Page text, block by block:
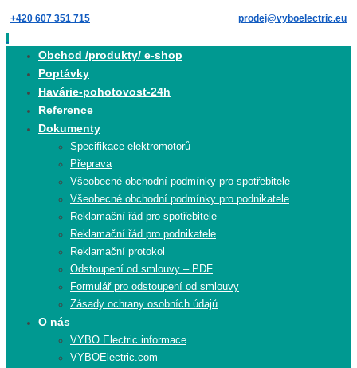
Skip
to
content
+420 607 351 715 prodej@vyboelectric.eu
Obchod /produkty/ e-shop
Poptávky
Havárie-pohotovost-24h
Reference
Dokumenty
Specifikace elektromotorů
Přeprava
Všeobecné obchodní podmínky pro spotřebitele
Všeobecné obchodní podmínky pro podnikatele
Reklamační řád pro spotřebitele
Reklamační řád pro podnikatele
Reklamační protokol
Odstoupení od smlouvy – PDF
Formulář pro odstoupení od smlouvy
Zásady ochrany osobních údajů
O nás
VYBO Electric informace
VYBOElectric.com